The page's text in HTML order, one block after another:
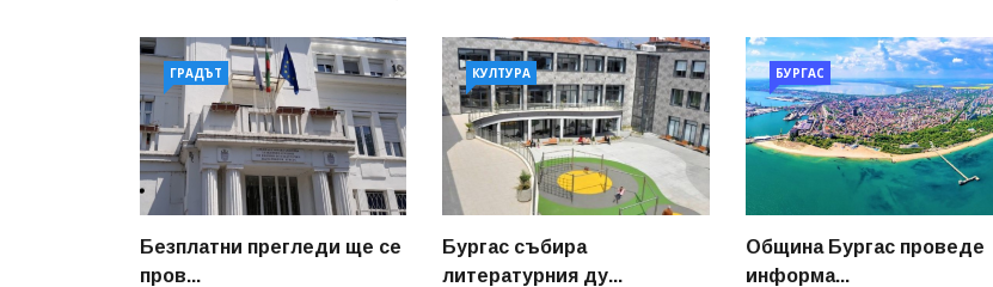
ГРАДЪТ
Безплатни прегледи ще се
пров...
КУЛТУРА
Бургас събира
литературния ду...
БУРГАС
Община Бургас проведе
информа...